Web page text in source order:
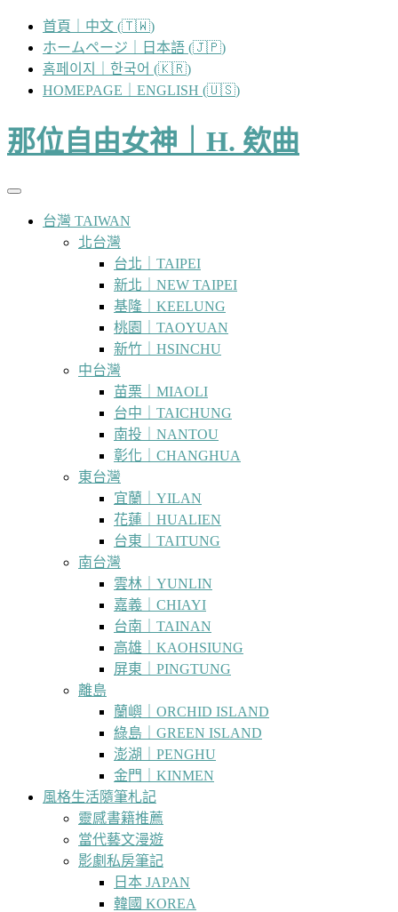
容
首頁｜中文 (🇹🇼)
ホームページ｜日本語 (🇯🇵)
홈페이지｜한국어 (🇰🇷)
HOMEPAGE｜ENGLISH (🇺🇸)
那位自由女神｜H. 欸曲
台灣 TAIWAN
北台灣
台北｜TAIPEI
新北｜NEW TAIPEI
基隆｜KEELUNG
桃園｜TAOYUAN
新竹｜HSINCHU
中台灣
苗栗｜MIAOLI
台中｜TAICHUNG
南投｜NANTOU
彰化｜CHANGHUA
東台灣
宜蘭｜YILAN
花蓮｜HUALIEN
台東｜TAITUNG
南台灣
雲林｜YUNLIN
嘉義｜CHIAYI
台南｜TAINAN
高雄｜KAOHSIUNG
屏東｜PINGTUNG
離島
蘭嶼｜ORCHID ISLAND
綠島｜GREEN ISLAND
澎湖｜PENGHU
金門｜KINMEN
風格生活隨筆札記
靈感書籍推薦
當代藝文漫遊
影劇私房筆記
日本 JAPAN
韓國 KOREA